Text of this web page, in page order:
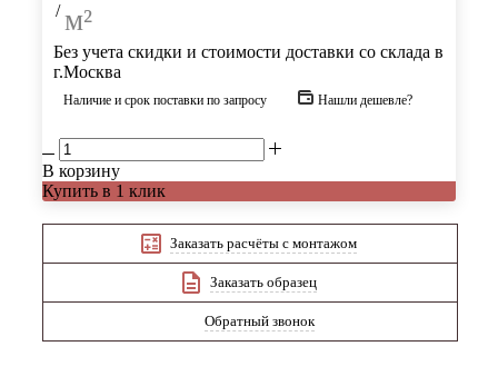
/ м²
Без учета скидки и стоимости доставки со склада в
г.Москва
Наличие и срок поставки по запросу Нашли дешевле?
В корзину
Купить в 1 клик
Заказать расчёты с монтажом
Заказать образец
Обратный звонок